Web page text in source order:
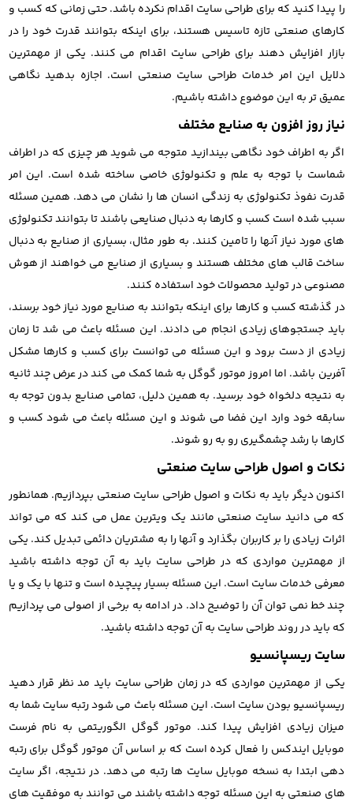
را پیدا کنید که برای طراحی سایت اقدام نکرده باشد. حتی زمانی که کسب و
کارهای صنعتی تازه تاسیس هستند، برای اینکه بتوانند قدرت خود را در
بازار افزایش دهند برای طراحی سایت اقدام می کنند. یکی از مهمترین
دلایل این امر خدمات طراحی سایت صنعتی است. اجازه بدهید نگاهی
عمیق تر به این موضوع داشته باشیم.
نیاز روز افزون به صنایع مختلف
اگر به اطراف خود نگاهی بیندازید متوجه می شوید هر چیزی که در اطراف
شماست با توجه به علم و تکنولوژی خاصی ساخته شده است. این امر
قدرت نفوذ تکنولوژی به زندگی انسان ها را نشان می دهد. همین مسئله
سبب شده است کسب و کارها به دنبال صنایعی باشند تا بتوانند تکنولوژی
های مورد نیاز آنها را تامین کنند. به طور مثال، بسیاری از صنایع به دنبال
ساخت قالب های مختلف هستند و بسیاری از صنایع می خواهند از هوش
مصنوعی در تولید محصولات خود استفاده کنند.
در گذشته کسب و کارها برای اینکه بتوانند به صنایع مورد نیاز خود برسند،
باید جستجوهای زیادی انجام می دادند. این مسئله باعث می شد تا زمان
زیادی از دست برود و این مسئله می توانست برای کسب و کارها مشکل
آفرین باشد. اما امروز موتور گوگل به شما کمک می کند در عرض چند ثانیه
به نتیجه دلخواه خود برسید. به همین دلیل، تمامی صنایع بدون توجه به
سابقه خود وارد این فضا می شوند و این مسئله باعث می شود کسب و
کارها با رشد چشمگیری رو به رو شوند.
نکات و اصول طراحی سایت صنعتی
اکنون دیگر باید به نکات و اصول طراحی سایت صنعتی بپردازیم. همانطور
که می دانید سایت صنعتی مانند یک ویترین عمل می کند که می تواند
اثرات زیادی را بر کاربران بگذارد و آنها را به مشتریان دائمی تبدیل کند. یکی
از مهمترین مواردی که در طراحی سایت باید به آن توجه داشته باشید
معرفی خدمات سایت است. این مسئله بسیار پیچیده است و تنها با یک و یا
چند خط نمی توان آن را توضیح داد. در ادامه به برخی از اصولی می پردازیم
که باید در روند طراحی سایت به آن توجه داشته باشید.
سایت ریسپانسیو
یکی از مهمترین مواردی که در زمان طراحی سایت باید مد نظر قرار دهید
ریسپانسیو بودن سایت است. این مسئله باعث می شود رتبه سایت شما به
میزان زیادی افزایش پیدا کند. موتور گوگل الگوریتمی به نام فرست
موبایل ایندکس را فعال کرده است که بر اساس آن موتور گوگل برای رتبه
دهی ابتدا به نسخه موبایل سایت ها رتبه می دهد. در نتیجه، اگر سایت
های صنعتی به این مسئله توجه داشته باشند می توانند به موفقیت های